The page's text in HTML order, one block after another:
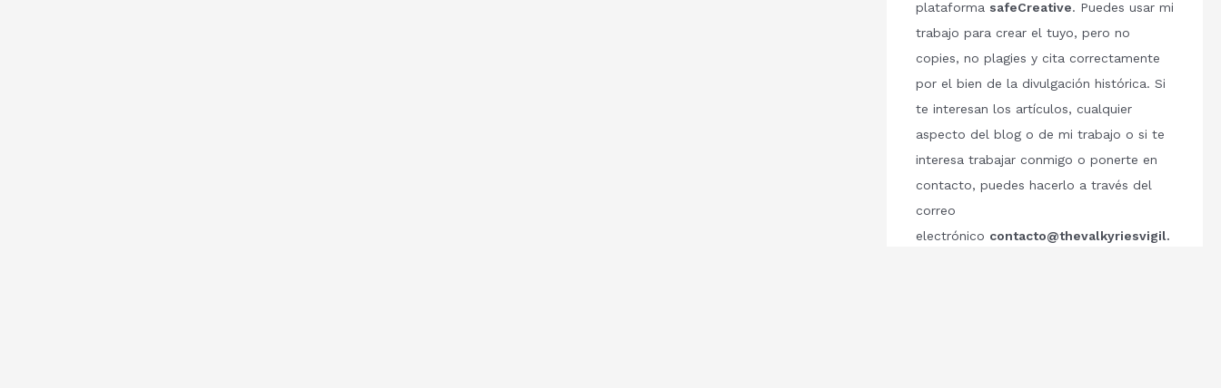
plataforma safeCreative. Puedes usar mi
trabajo para crear el tuyo, pero no
copies, no plagies y cita correctamente
por el bien de la divulgación histórica. Si
te interesan los artículos, cualquier
aspecto del blog o de mi trabajo o si te
interesa trabajar conmigo o ponerte en
contacto, puedes hacerlo a través del
correo
electrónico contacto@thevalkyriesvigil.